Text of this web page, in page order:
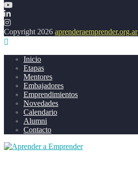
Copyright 2026 aprenderaemprender.org.ar
Inicio
Etapas
Mentores
Embajadores
Emprendimientos
Novedades
Calendario
Alumni
Contacto